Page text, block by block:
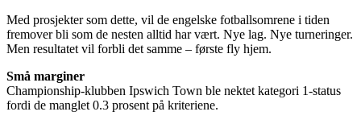
Med prosjekter som dette, vil de engelske fotballsomrene i tiden
fremover bli som de nesten alltid har vært. Nye lag. Nye turneringer.
Men resultatet vil forbli det samme – første fly hjem.
Små marginer
Championship-klubben Ipswich Town ble nektet kategori 1-status
fordi de manglet 0.3 prosent på kriteriene.